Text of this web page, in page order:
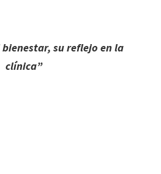
su reflejo en la
clínica”